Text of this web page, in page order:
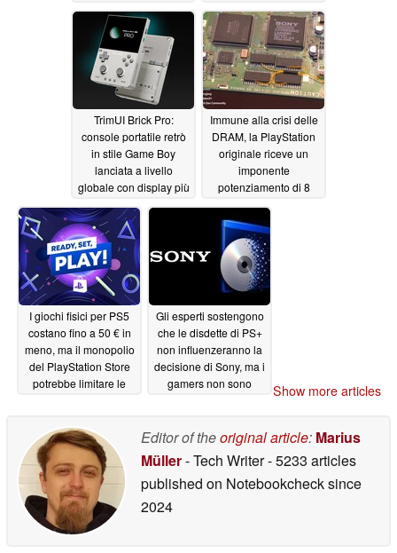
07/11/2026
conveniente07/11/2026
TrimUI Brick Pro:
console portatile retrò
in stile Game Boy
lanciata a livello
globale con display più
autonomia della
batteria07/11/2026
Immune alla crisi delle
DRAM, la PlayStation
originale riceve un
imponente
potenziamento di 8
anni07/10/2026
I giochi fisici per PS5
costano fino a 50 € in
meno, ma il monopolio
del PlayStation Store
potrebbe limitare le
Gli esperti sostengono
che le disdette di PS+
non influenzeranno la
decisione di Sony, ma i
gamers non sono
Show more articles
Editor of theoriginal article: Marius
Müller- Tech Writer- 5233 articles
published on Notebookchecksince
2024